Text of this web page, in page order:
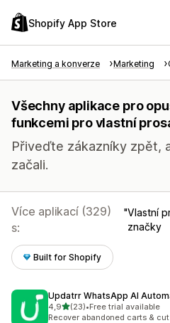
Shopify App Store
Marketing a konverze Marketing
Všechny aplikace pro
funkcemi pro vlastní
Přiveďte zákazníky zpět,
začali.
Více aplikací (329)
s:
Vlastní
značky
Built for Shopify
Updatrr WhatsApp AI
4,9z 5 hvězd
(23)
Celkový počet recenzí: 23
•Free trial available
Recover abandoned carts &